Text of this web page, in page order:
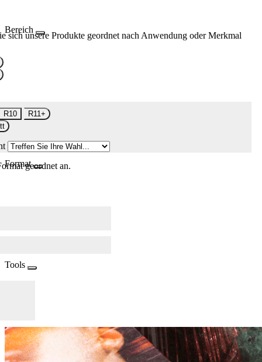
Bereich
sich unsere Produkte geordnet nach Anwendung oder Merkmal
R10
R11+
Formatgeordnet an.
Tools